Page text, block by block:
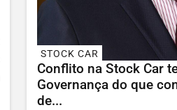
STOCK CAR
Conflito na Stock Car
Governança do que
de...